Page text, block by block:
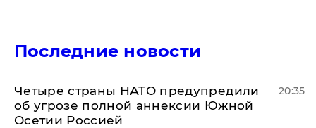
Последние новости
Четыре страны НАТО предупредили
об угрозе полной аннексии Южной
Осетии Россией
20:35